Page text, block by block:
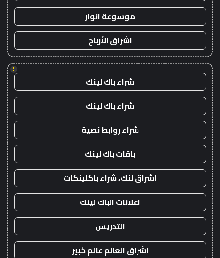
موسوعة انوار
اشراق الأرباح
!
شراء باك لينك
شراء باك لينك
شراء روابط نصية
باقات باك لينك
اشراق لنك، شراء باكلينكات
اعلانات الباك لينك
التدريس
اشراق العالم عالم كبير